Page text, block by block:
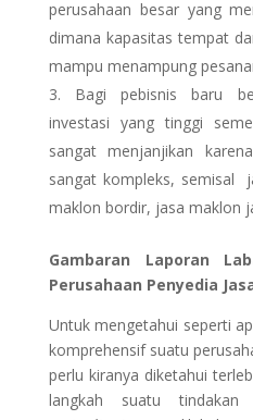
perusahaan besar yang
dimana kapasitas tempat
mampu menampung
Bagi pebisnis baru
investasi yang tinggi
sangat menjanjikan
sangat kompleks, semisal
maklon bordir, jasa maklon
Gambaran Laporan
Perusahaan Penyedia
Untuk mengetahui seperti
komprehensif suatu
perlu kiranya diketahui
langkah suatu